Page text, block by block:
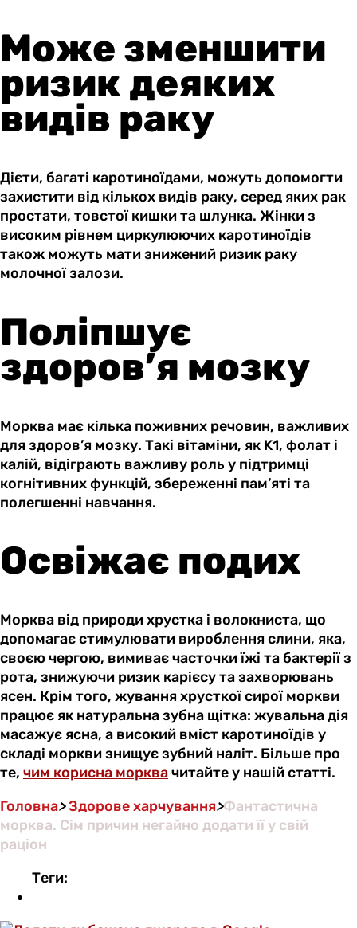
Може зменшити
ризик деяких
видів раку
Дієти, багаті каротиноїдами, можуть допомогти
захистити від кількох видів раку, серед яких рак
простати, товстої кишки та шлунка. Жінки з
високим рівнем циркулюючих каротиноїдів
також можуть мати знижений ризик раку
молочної залози.
Поліпшує
здоров’я мозку
Морква має кілька поживних речовин, важливих
для здоров’я мозку. Такі вітаміни, як K1, фолат і
калій, відіграють важливу роль у підтримці
когнітивних функцій, збереженні пам’яті та
полегшенні навчання.
Освіжає подих
Морква від природи хрустка і волокниста, що
допомагає стимулювати вироблення слини, яка,
своєю чергою, вимиває часточки їжі та бактерії з
рота, знижуючи ризик карієсу та захворювань
ясен. Крім того, жування хрусткої сирої моркви
працює як натуральна зубна щітка: жувальна дія
масажує ясна, а високий вміст каротиноїдів у
складі моркви знищує зубний наліт. Більше про
те, чим корисна морквачитайте у нашій статті.
Головна>Здорове харчування>Фантастична
морква. Сім причин негайно додати її у свій
раціон
Теги: